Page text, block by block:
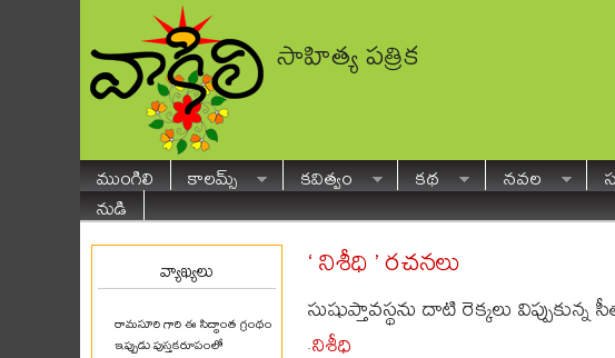
సాహిత్య పత్రిక
ముంగిలి కాలమ్స్ కవిత్వం కథ నవల
నుడి
వ్యాఖ్యలు
రామసూరి గారి ఈ సిద్ధాంత గ్రంథం
‘ నిశీధి ’ రచనలు
సుషుప్తావస్థను దాటి రెక్కలు
-నిశీధి